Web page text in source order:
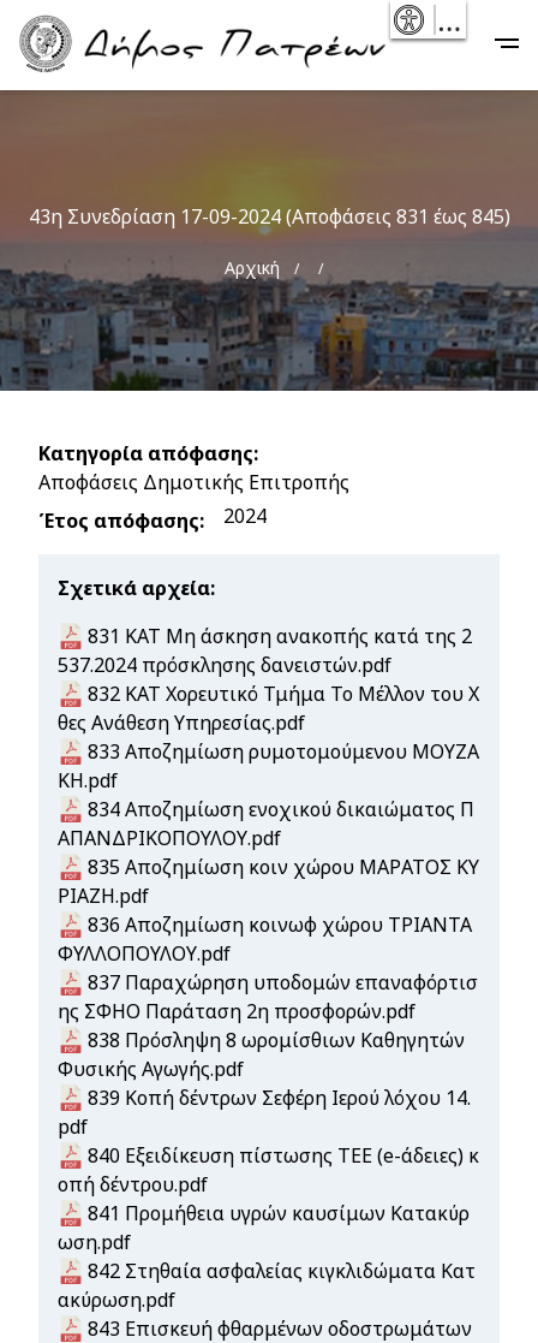
Skip
main
Main
navigation
43η Συνεδρίαση 17-09-2024 (Αποφάσεις 831 έως 845)
Breadcrumb
Αρχική
Κατηγορία απόφασης
Αποφάσεις Δημοτικής Επιτροπής
Έτος απόφασης
2024
Σχετικά αρχεία
Document
831 ΚΑΤ Μη άσκηση ανακοπής κατά της 2
537.2024 πρόσκλησης δανειστών.pdf
Document
832 ΚΑΤ Χορευτικό Τμήμα Το Μέλλον του Χ
θες Ανάθεση Υπηρεσίας.pdf
Document
833 Αποζημίωση ρυμοτομούμενου ΜΟΥΖΑ
ΚΗ.pdf
Document
834 Αποζημίωση ενοχικού δικαιώματος Π
ΑΠΑΝΔΡΙΚΟΠΟΥΛΟΥ.pdf
Document
835 Αποζημίωση κοιν χώρου ΜΑΡΑΤΟΣ ΚΥ
ΡΙΑΖΗ.pdf
Document
836 Αποζημίωση κοινωφ χώρου ΤΡΙΑΝΤΑ
ΦΥΛΛΟΠΟΥΛΟΥ.pdf
Document
837 Παραχώρηση υποδομών επαναφόρτισ
ης ΣΦΗΟ Παράταση 2η προσφορών.pdf
Document
838 Πρόσληψη 8 ωρομίσθιων Καθηγητών
Φυσικής Αγωγής.pdf
Document
839 Κοπή δέντρων Σεφέρη Ιερού λόχου 14.
pdf
Document
840 Εξειδίκευση πίστωσης ΤΕΕ (e-άδειες) κ
οπή δέντρου.pdf
Document
841 Προμήθεια υγρών καυσίμων Κατακύρ
ωση.pdf
Document
842 Στηθαία ασφαλείας κιγκλιδώματα Κατ
ακύρωση.pdf
Document
843 Επισκευή φθαρμένων οδοστρωμάτων